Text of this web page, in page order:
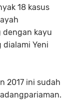
18 kasus
dengan kayu
Yeni
2017 ini sudah